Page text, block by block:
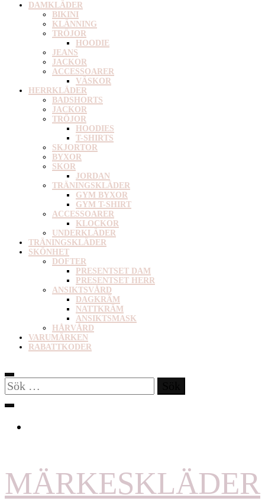
DAMKLÄDER
BIKINI
KLÄNNING
TRÖJOR
HOODIE
JEANS
JACKOR
ACCESSOARER
VÄSKOR
HERRKLÄDER
BADSHORTS
JACKOR
TRÖJOR
HOODIES
T-SHIRTS
SKJORTOR
BYXOR
SKOR
JORDAN
TRÄNINGSKLÄDER
GYM BYXOR
GYM T-SHIRT
ACCESSOARER
KLOCKOR
UNDERKLÄDER
TRÄNINGSKLÄDER
SKÖNHET
DOFTER
PRESENTSET DAM
PRESENTSET HERR
ANSIKTSVÅRD
DAGKRÄM
NATTKRÄM
ANSIKTSMASK
HÅRVÅRD
VARUMÄRKEN
RABATTKODER
Sök
efter:
MÄRKESKLÄDER